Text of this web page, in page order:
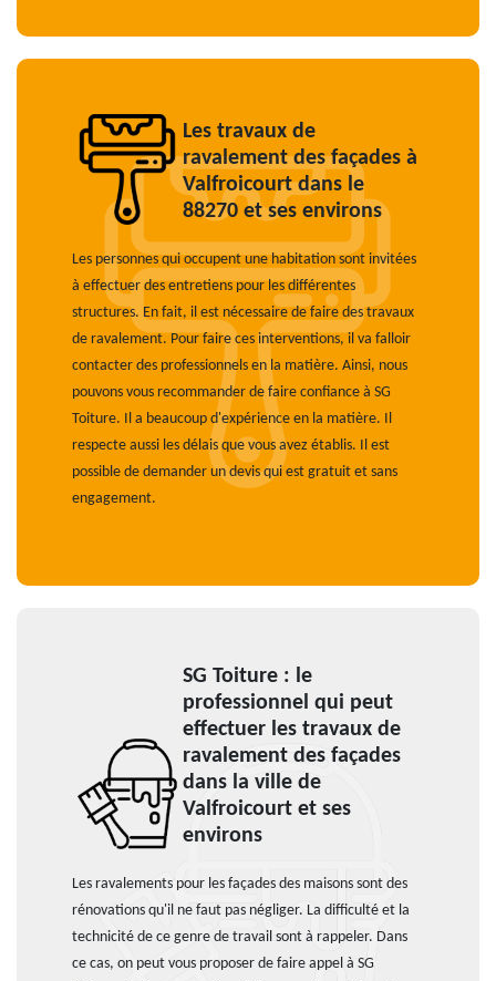
Les travaux de
ravalement des façades à
Valfroicourt dans le
88270 et ses environs
Les personnes qui occupent une habitation sont invitées
à effectuer des entretiens pour les différentes
structures. En fait, il est nécessaire de faire des travaux
de ravalement. Pour faire ces interventions, il va falloir
contacter des professionnels en la matière. Ainsi, nous
pouvons vous recommander de faire confiance à SG
Toiture. Il a beaucoup d'expérience en la matière. Il
respecte aussi les délais que vous avez établis. Il est
possible de demander un devis qui est gratuit et sans
engagement.
SG Toiture : le
professionnel qui peut
effectuer les travaux de
ravalement des façades
dans la ville de
Valfroicourt et ses
environs
Les ravalements pour les façades des maisons sont des
rénovations qu'il ne faut pas négliger. La difficulté et la
technicité de ce genre de travail sont à rappeler. Dans
ce cas, on peut vous proposer de faire appel à SG